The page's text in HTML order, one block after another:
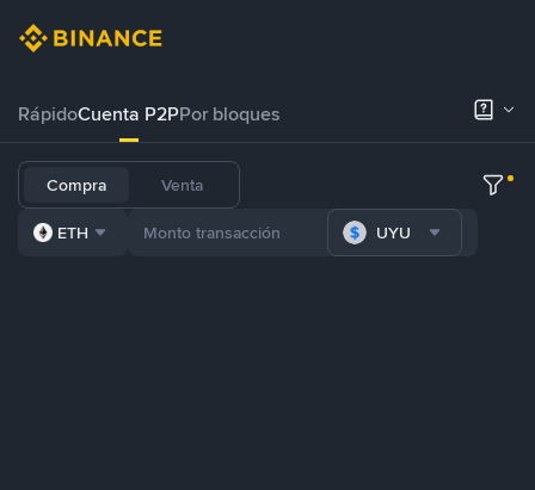
RápidoCuenta P2PPor bloques
Compra Venta
ETH UYU